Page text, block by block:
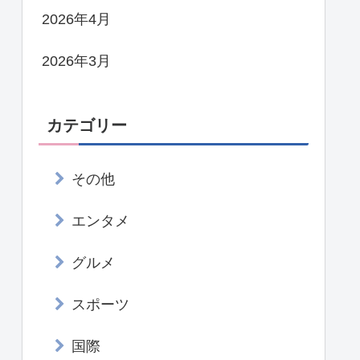
2026年4月
2026年3月
カテゴリー
その他
エンタメ
グルメ
スポーツ
国際